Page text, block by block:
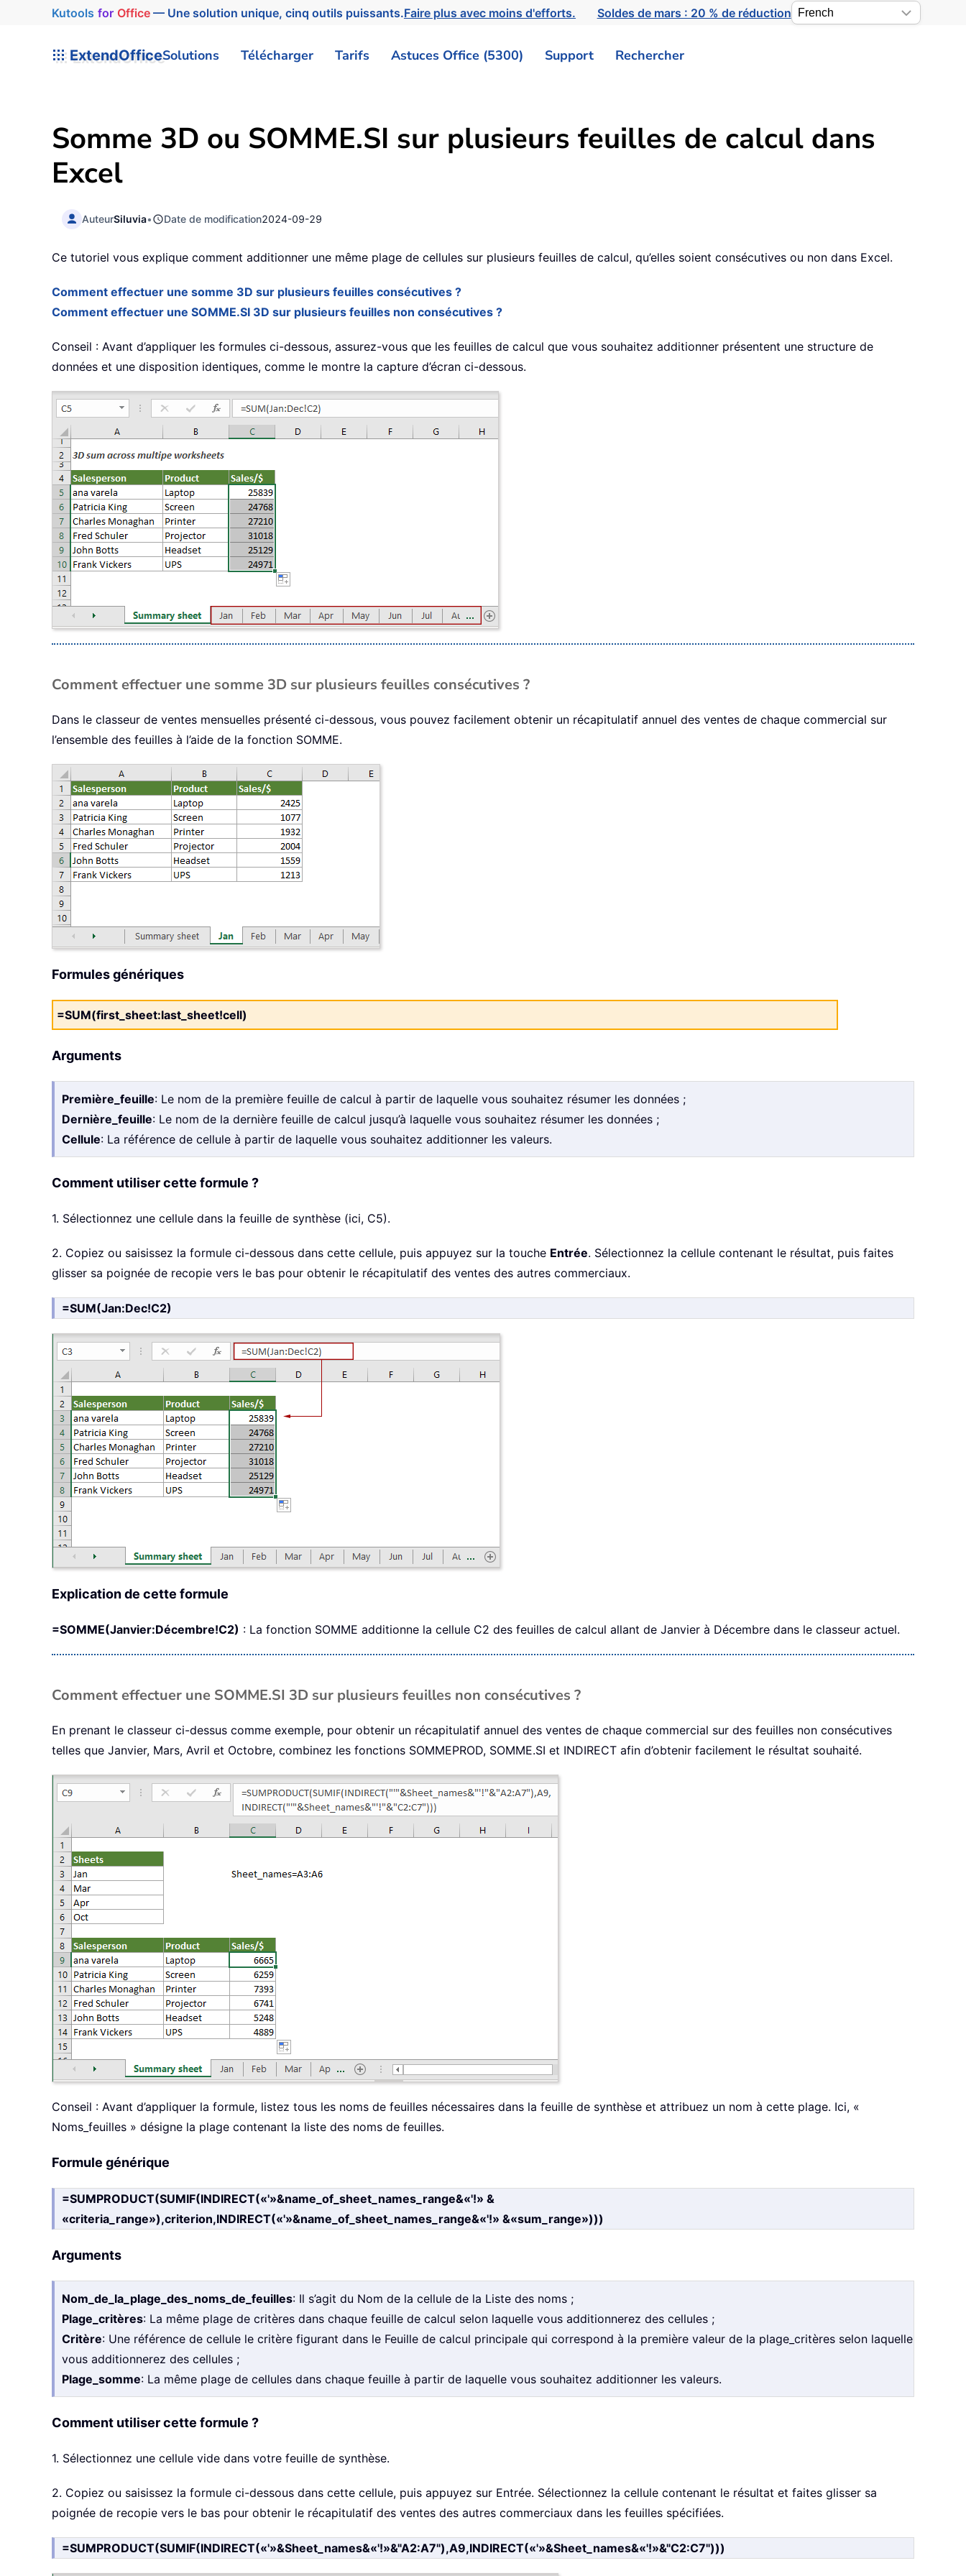
Kutools for Office— Une solution unique, cinq outils puissants.Faire plus avec moins d'efforts. Soldes de mars : 20 % de réduction
ExtendOfficeSolutions Télécharger Tarifs Astuces Office (5300) Support Rechercher
Somme 3D ou SOMME.SI sur plusieurs feuilles de calcul dans
Excel
AuteurSiluvia• Date de modification2024-09-29
Ce tutoriel vous explique comment additionner une même plage de cellules sur plusieurs feuilles de calcul, qu’elles soient consécutives ou non dans Excel.
Comment effectuer une somme 3D sur plusieurs feuilles consécutives ?
Comment effectuer une SOMME.SI 3D sur plusieurs feuilles non consécutives ?
Conseil : Avant d’appliquer les formules ci-dessous, assurez-vous que les feuilles de calcul que vous souhaitez additionner présentent une structure de
données et une disposition identiques, comme le montre la capture d’écran ci-dessous.
Comment effectuer une somme 3D sur plusieurs feuilles consécutives ?
Dans le classeur de ventes mensuelles présenté ci-dessous, vous pouvez facilement obtenir un récapitulatif annuel des ventes de chaque commercial sur
l’ensemble des feuilles à l’aide de la fonction SOMME.
Formules génériques
=SUM(first_sheet:last_sheet!cell)
Arguments
Première_feuille: Le nom de la première feuille de calcul à partir de laquelle vous souhaitez résumer les données ;
Dernière_feuille: Le nom de la dernière feuille de calcul jusqu’à laquelle vous souhaitez résumer les données ;
Cellule: La référence de cellule à partir de laquelle vous souhaitez additionner les valeurs.
Comment utiliser cette formule ?
1. Sélectionnez une cellule dans la feuille de synthèse (ici, C5).
2. Copiez ou saisissez la formule ci-dessous dans cette cellule, puis appuyez sur la touche Entrée. Sélectionnez la cellule contenant le résultat, puis faites
glisser sa poignée de recopie vers le bas pour obtenir le récapitulatif des ventes des autres commerciaux.
=SUM(Jan:Dec!C2)
Explication de cette formule
=SOMME(Janvier:Décembre!C2) : La fonction SOMME additionne la cellule C2 des feuilles de calcul allant de Janvier à Décembre dans le classeur actuel.
Comment effectuer une SOMME.SI 3D sur plusieurs feuilles non consécutives ?
En prenant le classeur ci-dessus comme exemple, pour obtenir un récapitulatif annuel des ventes de chaque commercial sur des feuilles non consécutives
telles que Janvier, Mars, Avril et Octobre, combinez les fonctions SOMMEPROD, SOMME.SI et INDIRECT afin d’obtenir facilement le résultat souhaité.
Conseil : Avant d’appliquer la formule, listez tous les noms de feuilles nécessaires dans la feuille de synthèse et attribuez un nom à cette plage. Ici, «
Noms_feuilles » désigne la plage contenant la liste des noms de feuilles.
Formule générique
=SUMPRODUCT(SUMIF(INDIRECT(«'»&name_of_sheet_names_range&«'!» &
«criteria_range»),criterion,INDIRECT(«'»&name_of_sheet_names_range&«'!» &«sum_range»)))
Arguments
Nom_de_la_plage_des_noms_de_feuilles: Il s’agit du Nom de la cellule de la Liste des noms ;
Plage_critères: La même plage de critères dans chaque feuille de calcul selon laquelle vous additionnerez des cellules ;
Critère: Une référence de cellule le critère figurant dans le Feuille de calcul principale qui correspond à la première valeur de la plage_critères selon laquelle
vous additionnerez des cellules ;
Plage_somme: La même plage de cellules dans chaque feuille à partir de laquelle vous souhaitez additionner les valeurs.
Comment utiliser cette formule ?
1. Sélectionnez une cellule vide dans votre feuille de synthèse.
2. Copiez ou saisissez la formule ci-dessous dans cette cellule, puis appuyez sur Entrée. Sélectionnez la cellule contenant le résultat et faites glisser sa
poignée de recopie vers le bas pour obtenir le récapitulatif des ventes des autres commerciaux dans les feuilles spécifiées.
=SUMPRODUCT(SUMIF(INDIRECT(«'»&Sheet_names&«'!»&"A2:A7"),A9,INDIRECT(«'»&Sheet_names&«'!»&"C2:C7")))